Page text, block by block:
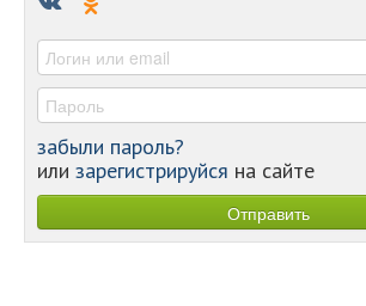
забыли пароль?
или зарегистрируйся на сайте